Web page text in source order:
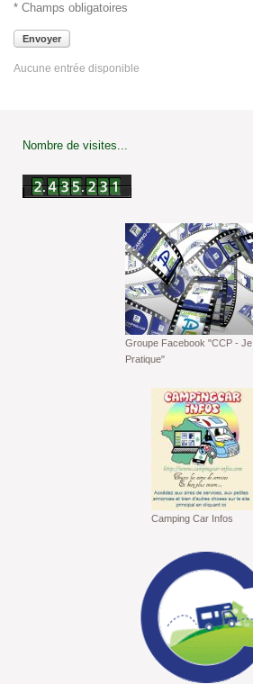
* Champs obligatoires
Envoyer
Aucune entrée disponible
Nombre de visites...
Groupe Facebook "CCP - Je
Pratique"
Camping Car Infos